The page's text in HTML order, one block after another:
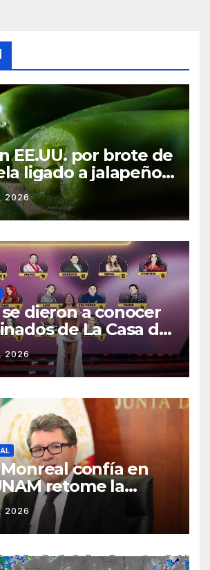
EE.UU. por brote de
ligado a jalapeños
reportan 345
2026
dieron a conocer
de La Casa de
México 2026 en
semana
2026
confía en
retome la
e inicie el
mediante el
2026